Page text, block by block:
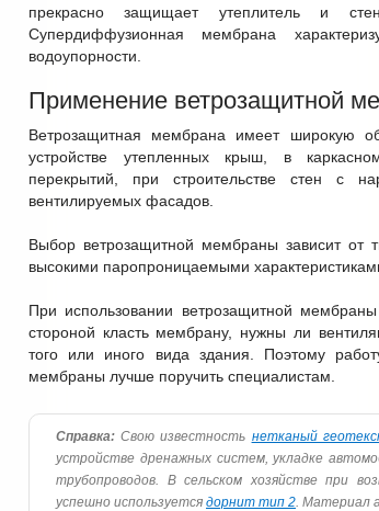
прекрасно защищает утеплитель и
Супердиффузионная мембрана
водоупорности.
Применение ветрозащитной
Ветрозащитная мембрана имеет широкую
устройстве утепленных крыш, в
перекрытий, при строительстве стен с
вентилируемых фасадов.
Выбор ветрозащитной мембраны зависит от
высокими паропроницаемыми
При использовании ветрозащитной
стороной класть мембрану, нужны ли
того или иного вида здания. Поэтому
мембраны лучше поручить специалистам.
Справка: Свою известность нетканый
устройстве дренажных систем, укладке
трубопроводов. В сельском хозяйстве при
успешно используется дорнит тип 2. Материал